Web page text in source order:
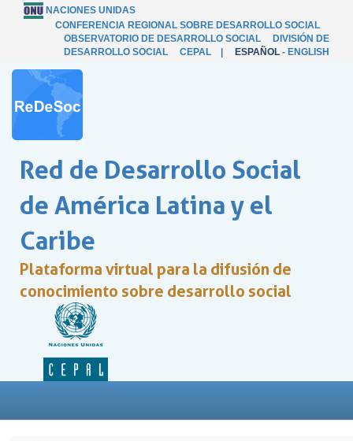
NACIONES UNIDAS
CONFERENCIA REGIONAL SOBRE DESARROLLO SOCIAL
OBSERVATORIO DE DESARROLLO SOCIAL
DIVISIÓN DE
DESARROLLO SOCIAL
CEPAL ESPAÑOL - ENGLISH
Red de Desarrollo Social
de América Latina y el
Caribe
Plataforma virtual para la difusión de
conocimiento sobre desarrollo social